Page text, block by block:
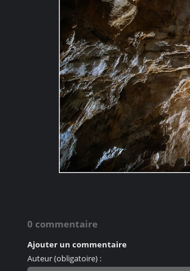
0 commentaire
Ajouter un commentaire
Auteur (obligatoire) :